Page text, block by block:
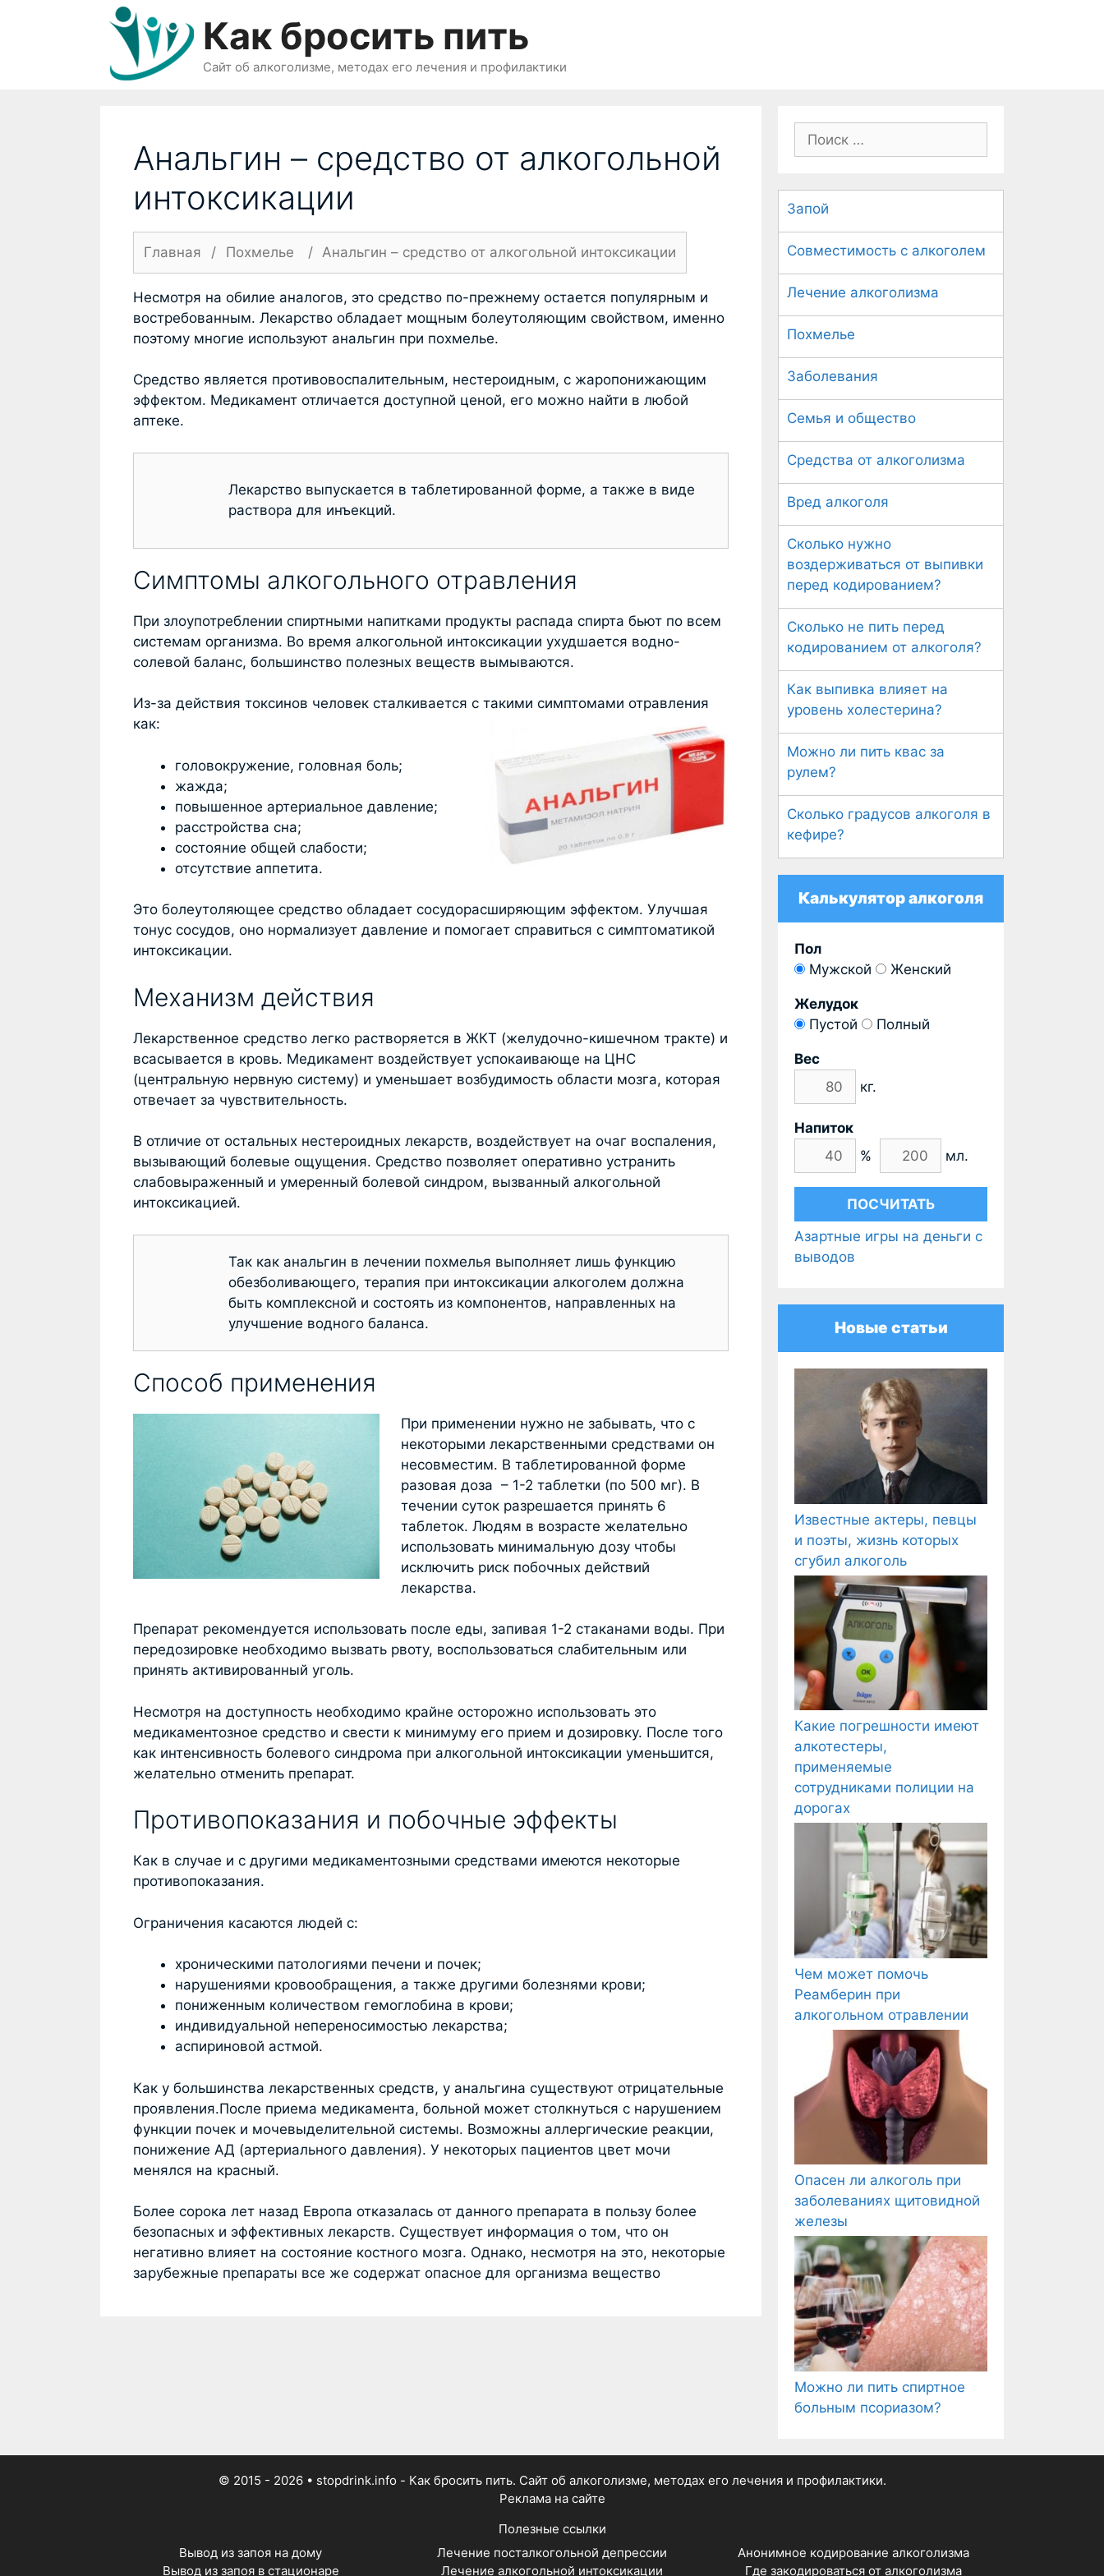
Как бросить пить
Сайт об алкоголизме, методах его лечения и профилактики
Анальгин – средство от алкогольной
интоксикации
Главная / Похмелье / Анальгин – средство от алкогольной интоксикации
Несмотря на обилие аналогов, это средство по-прежнему остается популярным и
востребованным. Лекарство обладает мощным болеутоляющим свойством, именно
поэтому многие используют анальгин при похмелье.
Средство является противовоспалительным, нестероидным, с жаропонижающим
эффектом. Медикамент отличается доступной ценой, его можно найти в любой
аптеке.
Лекарство выпускается в таблетированной форме, а также в виде
раствора для инъекций.
Симптомы алкогольного отравления
При злоупотреблении спиртными напитками продукты распада спирта бьют по всем
системам организма. Во время алкогольной интоксикации ухудшается водно-
солевой баланс, большинство полезных веществ вымываются.
Из-за действия токсинов человек сталкивается с такими симптомами отравления
как:
головокружение, головная боль;
жажда;
повышенное артериальное давление;
расстройства сна;
состояние общей слабости;
отсутствие аппетита.
Это болеутоляющее средство обладает сосудорасширяющим эффектом. Улучшая
тонус сосудов, оно нормализует давление и помогает справиться с симптоматикой
интоксикации.
Механизм действия
Лекарственное средство легко растворяется в ЖКТ (желудочно-кишечном тракте) и
всасывается в кровь. Медикамент воздействует успокаивающе на ЦНС
(центральную нервную систему) и уменьшает возбудимость области мозга, которая
отвечает за чувствительность.
В отличие от остальных нестероидных лекарств, воздействует на очаг воспаления,
вызывающий болевые ощущения. Средство позволяет оперативно устранить
слабовыраженный и умеренный болевой синдром, вызванный алкогольной
интоксикацией.
Так как анальгин в лечении похмелья выполняет лишь функцию
обезболивающего, терапия при интоксикации алкоголем должна
быть комплексной и состоять из компонентов, направленных на
улучшение водного баланса.
Способ применения
При применении нужно не забывать, что с
некоторыми лекарственными средствами он
несовместим. В таблетированной форме
разовая доза – 1-2 таблетки (по 500 мг). В
течении суток разрешается принять 6
таблеток. Людям в возрасте желательно
использовать минимальную дозу чтобы
исключить риск побочных действий
лекарства.
Препарат рекомендуется использовать после еды, запивая 1-2 стаканами воды. При
передозировке необходимо вызвать рвоту, воспользоваться слабительным или
принять активированный уголь.
Несмотря на доступность необходимо крайне осторожно использовать это
медикаментозное средство и свести к минимуму его прием и дозировку. После того
как интенсивность болевого синдрома при алкогольной интоксикации уменьшится,
желательно отменить препарат.
Противопоказания и побочные эффекты
Как в случае и с другими медикаментозными средствами имеются некоторые
противопоказания.
Ограничения касаются людей с:
хроническими патологиями печени и почек;
нарушениями кровообращения, а также другими болезнями крови;
пониженным количеством гемоглобина в крови;
индивидуальной непереносимостью лекарства;
аспириновой астмой.
Как у большинства лекарственных средств, у анальгина существуют отрицательные
проявления.После приема медикамента, больной может столкнуться с нарушением
функции почек и мочевыделительной системы. Возможны аллергические реакции,
понижение АД (артериального давления). У некоторых пациентов цвет мочи
менялся на красный.
Более сорока лет назад Европа отказалась от данного препарата в пользу более
безопасных и эффективных лекарств. Существует информация о том, что он
негативно влияет на состояние костного мозга. Однако, несмотря на это, некоторые
зарубежные препараты все же содержат опасное для организма вещество
о
с
к
:
Запой
Совместимость с алкоголем
Лечение алкоголизма
Похмелье
Заболевания
Семья и общество
Средства от алкоголизма
Вред алкоголя
Сколько нужно
воздерживаться от выпивки
перед кодированием?
Сколько не пить перед
кодированием от алкоголя?
Как выпивка влияет на
уровень холестерина?
Можно ли пить квас за
рулем?
Сколько градусов алкоголя в
кефире?
Калькулятор алкоголя
Пол
Мужской
Женский
Желудок
Пустой
Полный
Вес
кг.
Напиток
%
мл.
Азартные игры на деньги с
выводов
Новые статьи
Известные актеры, певцы
и поэты, жизнь которых
сгубил алкоголь
Какие погрешности имеют
алкотестеры,
применяемые
сотрудниками полиции на
дорогах
Чем может помочь
Реамберин при
алкогольном отравлении
Опасен ли алкоголь при
заболеваниях щитовидной
железы
Можно ли пить спиртное
больным псориазом?
© 2015 - 2026• stopdrink.info - Как бросить пить. Сайт об алкоголизме, методах его лечения и профилактики.
Реклама на сайте
Полезные ссылки
Вывод из запоя на дому
Вывод из запоя в стационаре
Лечение посталкогольной депрессии
Лечение алкогольной интоксикации
Анонимное кодирование алкоголизма
Где закодироваться от алкоголизма